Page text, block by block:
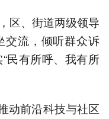
区、街道两级领导
交流，倾听群众诉
民有所呼、我有所
动前沿科技与社区